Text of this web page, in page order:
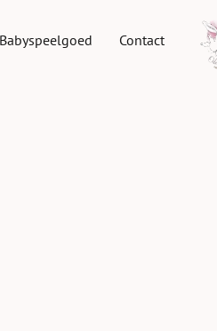
Babyspeelgoed Contact